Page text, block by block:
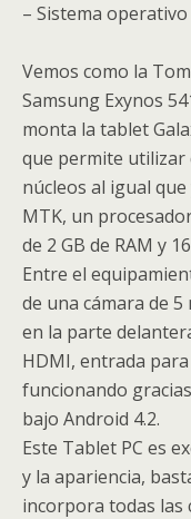
– Sistema operativo
Vemos como la
Samsung Exynos
monta la tablet
que permite utilizar
núcleos al igual
MTK, un
de 2 GB de RAM y
Entre el
de una cámara de
en la parte
HDMI, entrada
funcionando
bajo Android 4.2.
Este Tablet PC es
y la apariencia,
incorpora todas las